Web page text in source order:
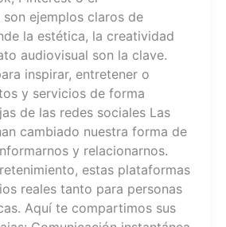
son ejemplos claros de
la estética, la creatividad
audiovisual son la clave.
inspirar, entretener o
y servicios de forma
de las redes sociales Las
cambiado nuestra forma de
y relacionarnos.
estas plataformas
reales tanto para personas
Aquí te compartimos sus